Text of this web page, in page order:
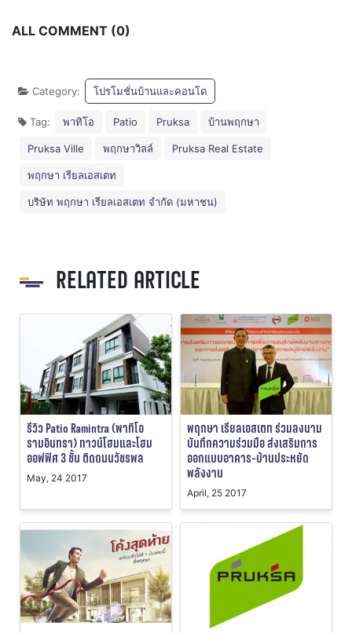
ALL COMMENT (0)
Category: โปรโมชั่นบ้านและคอนโด
Tag: พาทิโอ Patio Pruksa บ้านพฤกษา
Pruksa Ville พฤกษาวิลล์ Pruksa Real Estate
พฤกษา เรียลเอสเตท
บริษัท พฤกษา เรียลเอสเตท จำกัด (มหาชน)
RELATED ARTICLE
รีวิว Patio Ramintra (พาทิโอ
รามอินทรา) ทาวน์โฮมและโฮม
ออฟฟิศ 3 ชั้น ติดถนนวัชรพล
May, 24 2017
พฤกษา เรียลเอสเตท ร่วมลงนาม
บันทึกความร่วมมือ ส่งเสริมการ
ออกแบบอาคาร-บ้านประหยัด
พลังงาน
April, 25 2017